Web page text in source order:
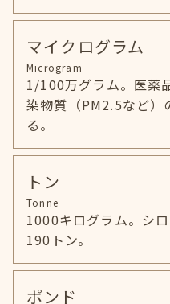
マイクログラム
Microgram
1/100万グラム。医薬
染物質（PM2.5など）
る。
トン
Tonne
1000キログラム。シ
190トン。
ポンド